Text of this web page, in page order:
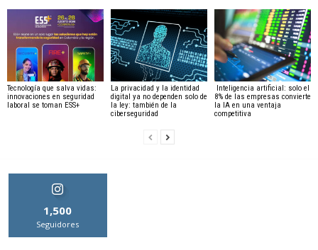
Tecnología que salva vidas:
innovaciones en seguridad
laboral se toman ESS+
La privacidad y la identidad
digital ya no dependen solo de
la ley: también de la
ciberseguridad
Inteligencia artificial: solo el
8% de las empresas convierte
la IA en una ventaja
competitiva
1,500
Seguidores